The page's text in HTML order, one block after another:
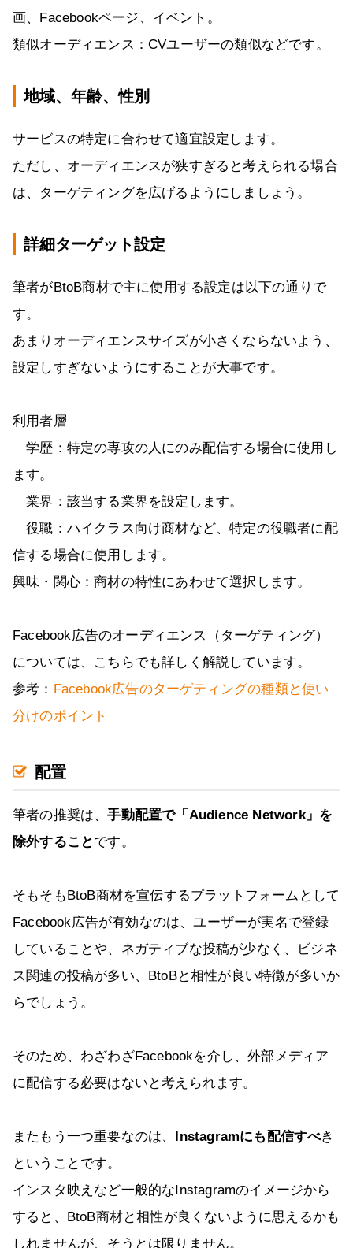
画、Facebookページ、イベント。
類似オーディエンス：CVユーザーの類似などです。
地域、年齢、性別
サービスの特定に合わせて適宜設定します。
ただし、オーディエンスが狭すぎると考えられる場合
は、ターゲティングを広げるようにしましょう。
詳細ターゲット設定
筆者がBtoB商材で主に使用する設定は以下の通りで
す。
あまりオーディエンスサイズが小さくならないよう、
設定しすぎないようにすることが大事です。
利用者層
学歴：特定の専攻の人にのみ配信する場合に使用し
ます。
業界：該当する業界を設定します。
役職：ハイクラス向け商材など、特定の役職者に配
信する場合に使用します。
興味・関心：商材の特性にあわせて選択します。
Facebook広告のオーディエンス（ターゲティング）
については、こちらでも詳しく解説しています。
参考： Facebook広告のターゲティングの種類と使い
分けのポイント
配置
筆者の推奨は、手動配置で「Audience Network」を
除外することです。
そもそもBtoB商材を宣伝するプラットフォームとして
Facebook広告が有効なのは、ユーザーが実名で登録
していることや、ネガティブな投稿が少なく、ビジネ
ス関連の投稿が多い、BtoBと相性が良い特徴が多いか
らでしょう。
そのため、わざわざFacebookを介し、外部メディア
に配信する必要はないと考えられます。
またもう一つ重要なのは、 Instagramにも配信すべき
ということです。
インスタ映えなど一般的なInstagramのイメージから
すると、BtoB商材と相性が良くないように思えるかも
しれませんが、そうとは限りません。